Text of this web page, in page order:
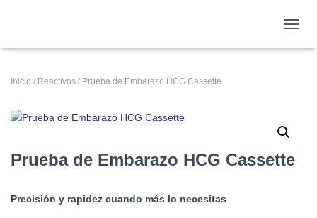
Inicio / Reactivos / Prueba de Embarazo HCG Cassette
Prueba de Embarazo HCG Cassette
Precisión y rapidez cuando más lo necesitas